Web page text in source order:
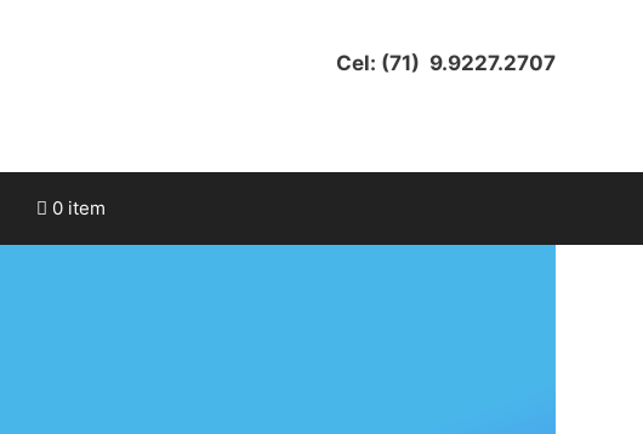
Cel: (71) 9.9227.2707
0 item